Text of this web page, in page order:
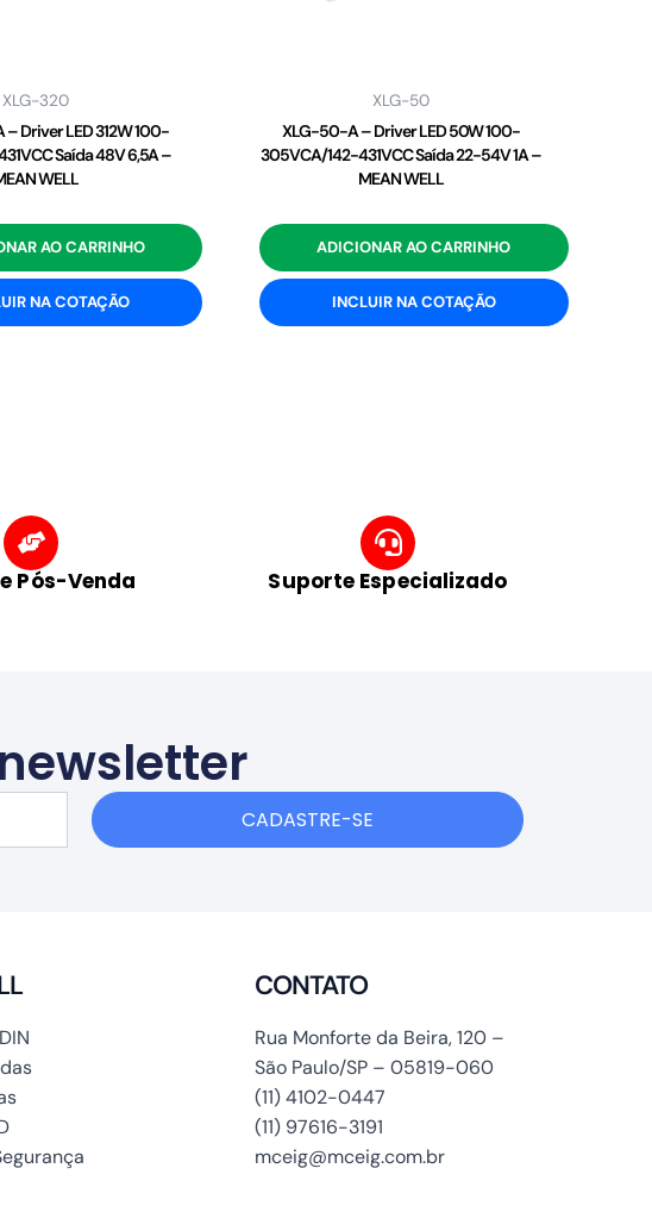
XLG-320
Driver LED 312W 100-
Saída 48V 6,5A –
WELL
AO CARRINHO
NA COTAÇÃO
XLG-50
XLG-50-A – Driver LED 50W 100-
305VCA/142-431VCC Saída 22-54V 1A –
MEAN WELL
ADICIONAR AO CARRINHO
INCLUIR NA COTAÇÃO
Pós-Venda Suporte Especializado
CADASTRE-SE
CONTATO
Rua Monforte da Beira, 120 –
São Paulo/SP – 05819-060
(11) 4102-0447
(11) 97616-3191
mceig@mceig.com.br